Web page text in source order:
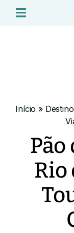
Início »
Pão
Rio